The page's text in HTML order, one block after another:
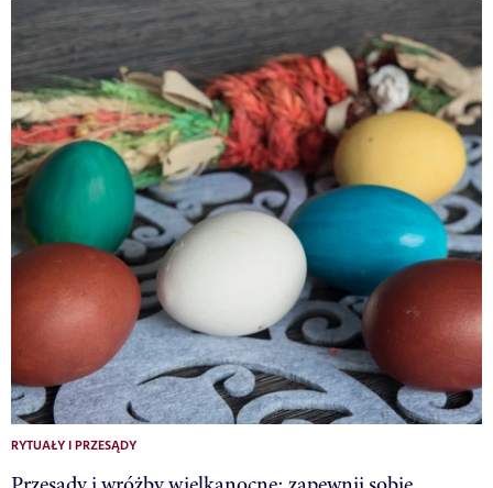
RYTUAŁY I PRZESĄDY